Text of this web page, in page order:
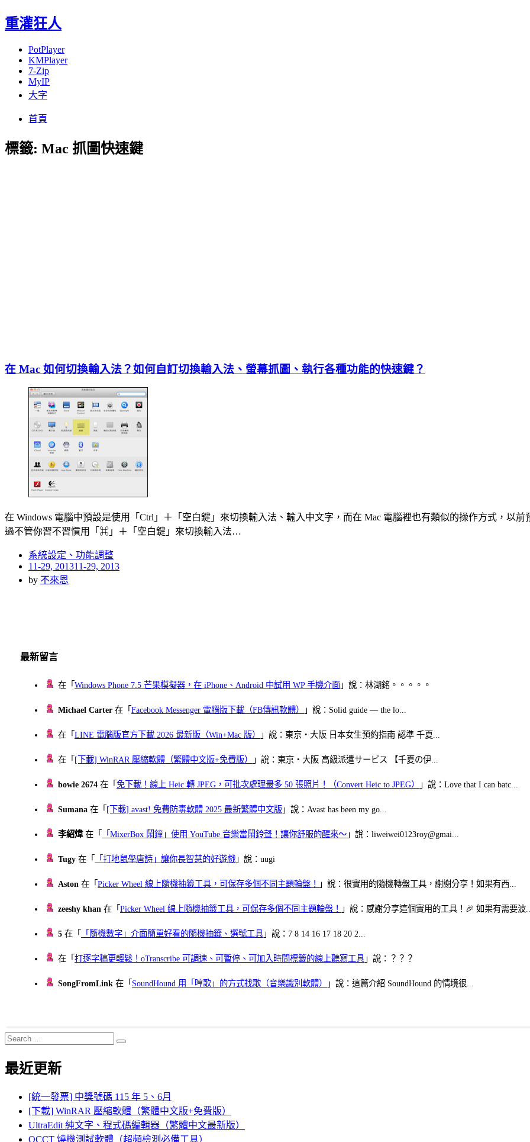
重灌狂人
PotPlayer
KMPlayer
7-Zip
MyIP
大字
首頁
標籤: Mac 抓圖快速鍵
在 Mac 如何切換輸入法？如何自訂切換輸入法、螢幕抓圖、執行各種功能的快速鍵？
在 Windows 電腦中預設是使用「Ctrl」＋「空白鍵」來切換輸入法、輸入中文字，而在 Mac 電腦裡也有類似的操作方式，以
過不管你習不習慣用「⌘」＋「空白鍵」來切換輸入法…
系統設定、功能調整
Posted
on
11-29, 201311-29, 2013
by 不來恩
最新留言
在「Windows Phone 7.5 芒果模擬器，在 iPhone、Android 中試用 WP 手機介面 」說：林湖銘。。。。。
Michael Carter 在「Facebook Messenger 電腦版下載（FB傳訊軟體） 」說：Solid guide — the lo...
在「LINE 電腦版官方下載 2026 最新版（Win+Mac 版） 」說：東京・大阪 日本女生預約指南 認準 千夏...
在「 [下載] WinRAR 壓縮軟體（繁體中文版+免費版） 」說：東京・大阪 高級派遣サービス 【千夏の伊...
bowie 2674 在「免下載！線上 Heic 轉 JPEG，可批次處理最多 50 張照片！（Convert Heic to JPEG） 」說：Love that I can batc...
Sumana 在「 [下載] avast! 免費防毒軟體 2025 最新繁體中文版 」說：Avast has been my go...
李紹煒在「 「MixerBox 鬧鐘」使用 YouTube 音樂當鬧鈴聲！讓你舒服的醒來～ 」說：liweiwei0123roy@gmai...
Tugy 在「 「打地鼠學唐詩」讓你長智慧的好遊戲 」說：uugi
Aston 在「Picker Wheel 線上隨機抽籤工具，可保存多個不同主題輪盤！ 」說：很實用的隨機轉盤工具，謝謝分享！如果有西...
zeeshy khan 在「Picker Wheel 線上隨機抽籤工具，可保存多個不同主題輪盤！ 」說：感謝分享這個實用的工具！🎉 如果有需要波
5 在「 「隨機數字」介面簡單好看的隨機抽籤、選號工具 」說：7 8 14 16 17 18 20 2...
在「打逐字稿更輕鬆！oTranscribe 可調速、可暫停、可加入時間標籤的線上聽寫工具 」說：？？？
SongFromLink 在「 SoundHound 用「哼歌」的方式找歌（音樂識別軟體） 」說：這篇介紹 SoundHound 的情境很...
Search
for:
Search
最近更新
[統一發票] 中獎號碼 115 年 5、6月
[下載] WinRAR 壓縮軟體（繁體中文版+免費版）
UltraEdit 純文字、程式碼編輯器（繁體中文最新版）
OCCT 燒機測試軟體（超頻檢測必備工具）